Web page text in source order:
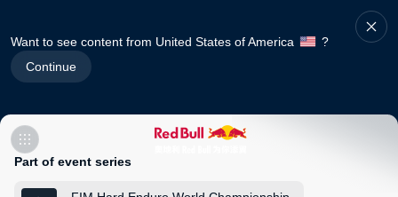
Want to see content from United States of America
?
Continue
Part of event series